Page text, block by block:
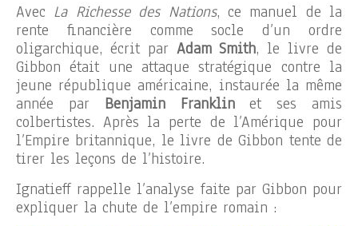
Avec La Richesse des Nations, ce manuel de la
rente financière comme socle d’un ordre
oligarchique, écrit par Adam Smith, le livre de
Gibbon était une attaque stratégique contre la
jeune république américaine, instaurée la même
année par Benjamin Franklinet ses amis
colbertistes. Après la perte de l’Amérique pour
l’Empire britannique, le livre de Gibbon tente de
tirer les leçons de l’histoire.
Ignatieff rappelle l’analyse faite par Gibbon pour
expliquer la chute de l’empire romain :